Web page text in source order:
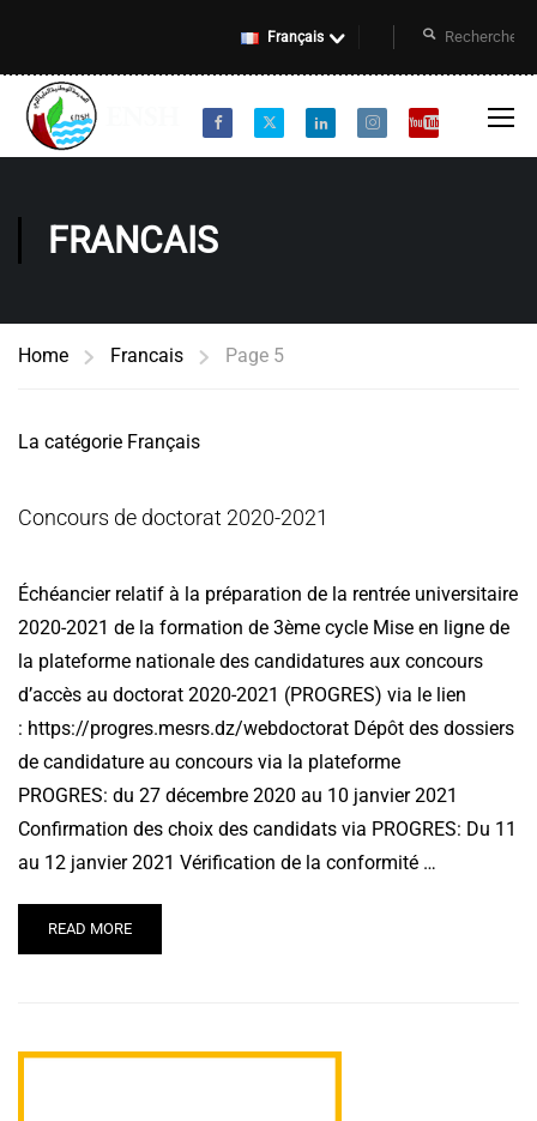
Français
FRANCAIS
Home Francais Page 5
La catégorie Français
Concours de doctorat 2020-2021
Échéancier relatif à la préparation de la rentrée universitaire
2020-2021 de la formation de 3ème cycle Mise en ligne de
la plateforme nationale des candidatures aux concours
d’accès au doctorat 2020-2021 (PROGRES) via le lien
: https://progres.mesrs.dz/webdoctorat Dépôt des dossiers
de candidature au concours via la plateforme
PROGRES: du 27 décembre 2020 au 10 janvier 2021
Confirmation des choix des candidats via PROGRES: Du 11
au 12 janvier 2021 Vérification de la conformité …
READ MORE